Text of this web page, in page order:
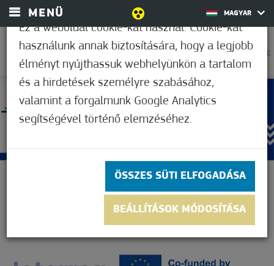
MENÜ MAGYAR
35,0°C
Ez a weboldal cookie-kat használ. Cookie-kat
használunk annak biztosítására, hogy a legjobb
élményt nyújthassuk webhelyünkön a tartalom
és a hirdetések személyre szabásához,
valamint a forgalmunk Google Analytics
segítségével történő elemzéséhez.
ÖSSZES SÜTI ELFOGADÁSA
BEÁLLÍTÁSOK MÓDOSÍTÁSA